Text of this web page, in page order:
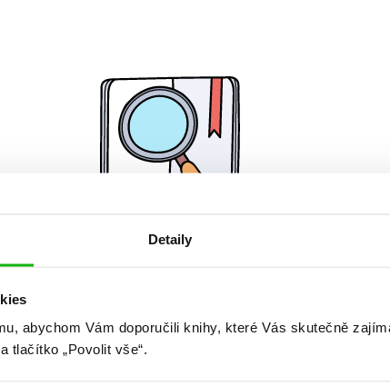
Detaily
abychom Vám doporučili knihy, které Vás skutečně
tlačítko „Povolit vše“.